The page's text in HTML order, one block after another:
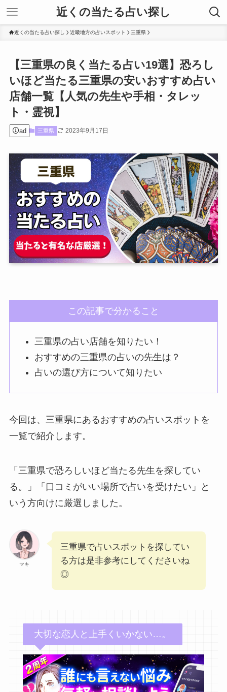
近くの当たる占い探し
近くの当たる占い探し 近畿地方の占いスポット 三重県
【三重県の良く当たる占い19選】恐ろし
いほど当たる三重県の安いおすすめ占い
店舗一覧【人気の先生や手相・タレッ
ト・霊視】
ad 三重県 2023年9月17日
この記事で分かること
三重県の占い店舗を知りたい！
おすすめの三重県の占いの先生は？
占いの選び方について知りたい
今回は、三重県にあるおすすめの占いスポットを
一覧で紹介します。
「三重県で恐ろしいほど当たる先生を探してい
る。」「口コミがいい場所で占いを受けたい」と
いう方向けに厳選しました。
マキ
三重県で占いスポットを探してい
る方は是非参考にしてくださいね
◎
大切な恋人と上手くいかない…。